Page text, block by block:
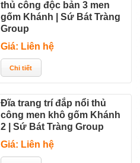
thủ công độc bản 3 men
gốm Khánh | Sứ Bát Tràng
Group
Giá: Liên hệ
Đĩa trang trí đắp nổi thủ
công men khô gốm Khánh
2 | Sứ Bát Tràng Group
Giá: Liên hệ